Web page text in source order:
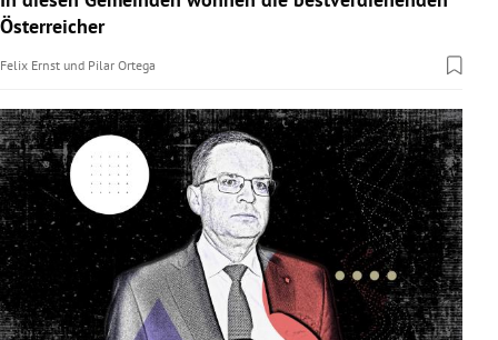
Österreicher
Felix Ernst und Pilar Ortega